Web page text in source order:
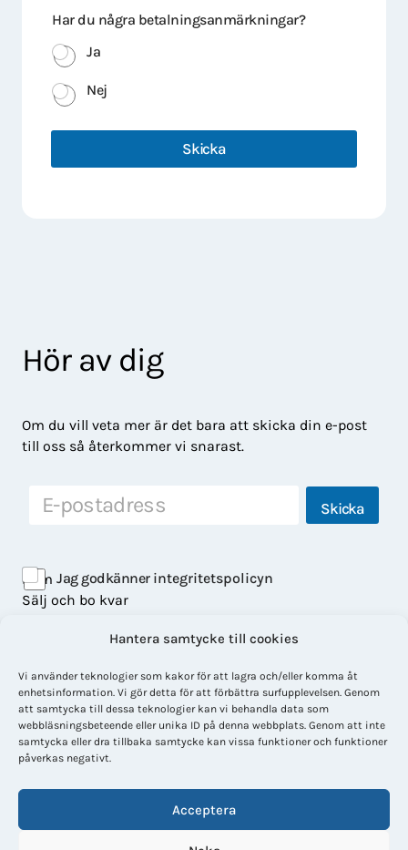
Hantera samtycke till cookies
Vi använder teknologier som kakor för att lagra och/eller komma åt
enhetsinformation. Vi gör detta för att förbättra surfupplevelsen. Genom
att samtycka till dessa teknologier kan vi behandla data som
webbläsningsbeteende eller unika ID på denna webbplats. Genom att inte
samtycka eller dra tillbaka samtycke kan vissa funktioner och funktioner
påverkas negativt.
Acceptera
Har du några betalningsanmärkningar?
Ja
Nej
Skicka
Hör av dig
Om du vill veta mer är det bara att skicka din e-post
till oss så återkommer vi snarast.
p
o
s
t
Jag godkänner integritetspolicyn
Skicka
Hem
Sälj och bo kvar
Facebook
Integritetspolicy
Cookiepolicy